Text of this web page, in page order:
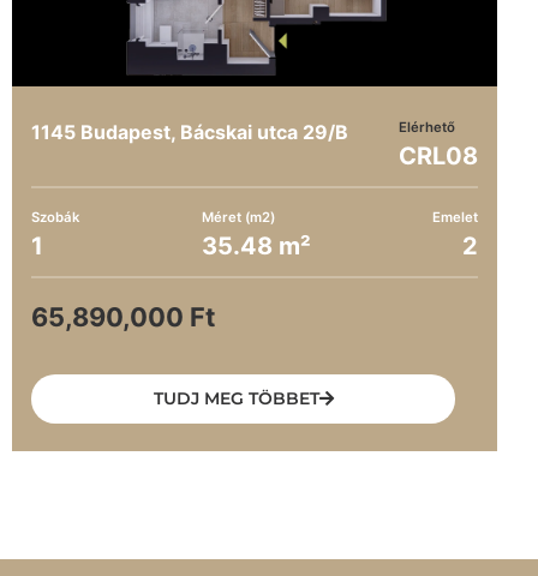
1145 Budapest, Bácskai utca 29/B Elérhető
CRL08
Szobák
1
Méret (m2)
35.48 m²
Emelet
2
65,890,000 Ft
TUDJ MEG TÖBBET